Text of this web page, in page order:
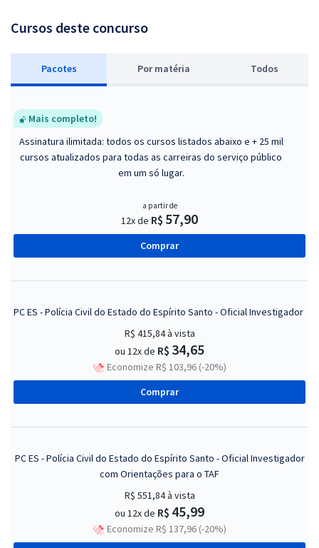
Cursos deste concurso
Pacotes Por matéria Todos
Mais completo!
Assinatura ilimitada: todos os cursos listados abaixo e + 25 mil
cursos atualizados para todas as carreiras do serviço público
em um só lugar.
a partir de
12x de R$ 57,90
Comprar
PC ES - Polícia Civil do Estado do Espírito Santo - Oficial Investigador
R$ 415,84à vista
ou 12x de R$ 34,65
Economize R$ 103,96 (-20%)
Comprar
PC ES - Polícia Civil do Estado do Espírito Santo - Oficial Investigador
com Orientações para o TAF
R$ 551,84à vista
ou 12x de R$ 45,99
Economize R$ 137,96 (-20%)